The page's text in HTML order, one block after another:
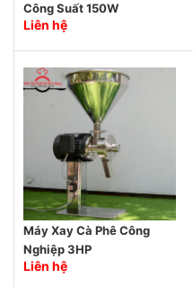
Công Suất 150W
Liên hệ
Máy Xay Cà Phê Công
Nghiệp 3HP
Liên hệ